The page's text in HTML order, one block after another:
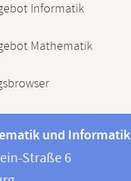
Informatik
Mathematik
und Informatik
Straße 6